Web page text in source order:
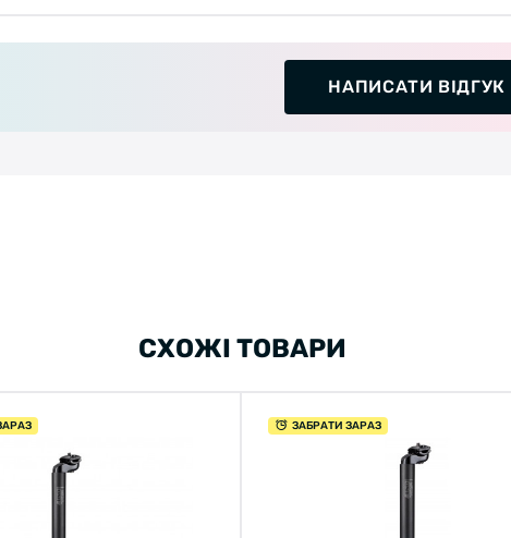
НАПИСАТИ ВІДГУК
СХОЖІ ТОВАРИ
ЗАБРАТИ ЗАРАЗ